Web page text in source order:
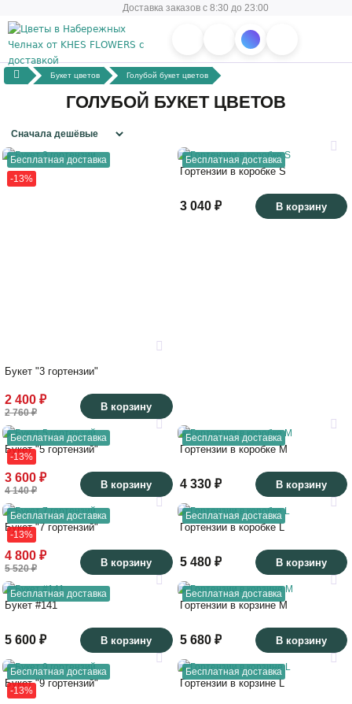
Доставка заказов с 8:30 до 23:00
Букет цветов Голубой букет цветов
ГОЛУБОЙ БУКЕТ ЦВЕТОВ
Бесплатная доставка
-13%
Букет "3 гортензии"
2 400 ₽
2 760 ₽ В корзину
Бесплатная доставка
Гортензии в коробке S
3 040 ₽ В корзину
Бесплатная доставка
-13%
Букет "5 гортензий"
3 600 ₽
4 140 ₽ В корзину
Бесплатная доставка
Гортензии в коробке M
4 330 ₽ В корзину
Бесплатная доставка
-13%
Букет "7 гортензий"
4 800 ₽
5 520 ₽ В корзину
Бесплатная доставка
Гортензии в коробке L
5 480 ₽ В корзину
Бесплатная доставка
Букет #141
5 600 ₽ В корзину
Бесплатная доставка
Гортензии в корзине М
5 680 ₽ В корзину
Бесплатная доставка
-13%
Букет "9 гортензий"
Бесплатная доставка
Гортензии в корзине L